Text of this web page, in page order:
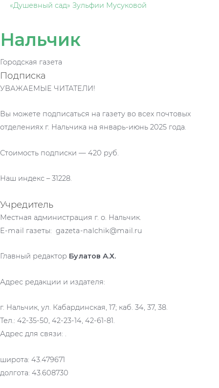
«Душевный сад» Зульфии Мусуковой
Нальчик
Городская газета
Подписка
УВАЖАЕМЫЕ ЧИТАТЕЛИ!
Вы можете подписаться на газету во всех почтовых
отделениях г. Нальчика на январь-июнь 2025 года.
Стоимость подписки — 420 руб.
Наш индекс – 31228.
Учредитель
Местная администрация г. о. Нальчик.
E-mail газеты: gazeta-nalchik@mail.ru
Главный редактор Булатов А.Х.
Адрес редакции и издателя:
г. Нальчик, ул. Кабардинская, 17; каб. 34, 37, 38.
Тел.: 42-35-50, 42-23-14, 42-61-81.
Адрес для связи: .
широта: 43.479671
долгота: 43.608730